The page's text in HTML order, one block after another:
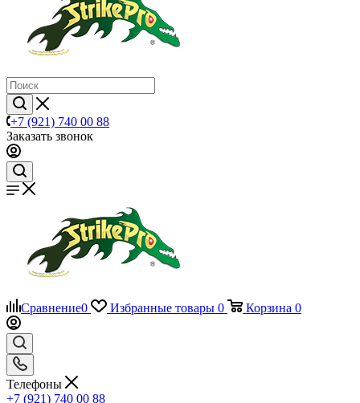
+7 (921) 740 00 88
Заказать звонок
Сравнение0 Избранные товары 0 Корзина 0
Телефоны
+7 (921) 740 00 88